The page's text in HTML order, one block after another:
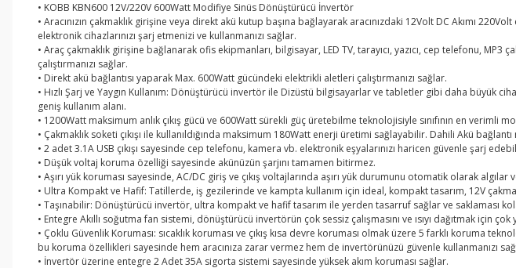
• KOBB KBN600 12V/220V 600Watt Modifiye Sinüs Dönüştürücü İnvertör
• Aracınızın çakmaklık girişine veya direkt akü kutup başına bağlayarak aracınızdaki 12Volt DC Akımı
elektronik cihazlarınızı şarj etmenizi ve kullanmanızı sağlar.
• Araç çakmaklık girişine bağlanarak ofis ekipmanları, bilgisayar, LED TV, tarayıcı, yazıcı, cep telefonu,
çalıştırmanızı sağlar.
• Direkt akü bağlantısı yaparak Max. 600Watt gücündeki elektrikli aletleri çalıştırmanızı sağlar.
• Hızlı Şarj ve Yaygın Kullanım: Dönüştürücü invertör ile Dizüstü bilgisayarlar ve tabletler gibi daha büyük
geniş kullanım alanı.
• 1200Watt maksimum anlık çıkış gücü ve 600Watt sürekli güç üretebilme teknolojisiyle sınıfının en verimli
• Çakmaklık soketi çıkışı ile kullanıldığında maksimum 180Watt enerji üretimi sağlayabilir. Dahili Akü
• 2 adet 3.1A USB çıkışı sayesinde cep telefonu, kamera vb. elektronik eşyalarınızı haricen güvenle şarj
• Düşük voltaj koruma özelliği sayesinde akünüzün şarjını tamamen bitirmez.
• Aşırı yük koruması sayesinde, AC/DC giriş ve çıkış voltajlarında aşırı yük durumunu otomatik olarak
• Ultra Kompakt ve Hafif: Tatillerde, iş gezilerinde ve kampta kullanım için ideal, kompakt tasarım, 12V
• Taşınabilir: Dönüştürücü invertör, ultra kompakt ve hafif tasarım ile yerden tasarruf sağlar ve saklaması
• Entegre Akıllı soğutma fan sistemi, dönüştürücü invertörün çok sessiz çalışmasını ve ısıyı dağıtmak için
• Çoklu Güvenlik Koruması: sıcaklık koruması ve çıkış kısa devre koruması olmak üzere 5 farklı koruma
bu koruma özellikleri sayesinde hem aracınıza zarar vermez hem de invertörünüzü güvenle kullanmanızı
• İnvertör üzerine entegre 2 Adet 35A sigorta sistemi sayesinde yüksek akım koruması sağlar.